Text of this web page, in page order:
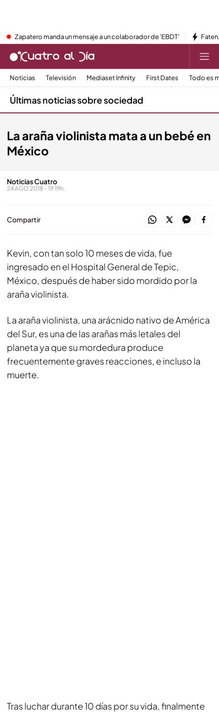
Zapatero manda un mensaje a un colaborador de 'EBDT'
Noticias Televisión Mediaset Infinity First Dates Todo es
Últimas noticias sobre sociedad
La araña violinista mata a un bebé en
México
Noticias Cuatro
24 AGO 2018 - 19:19h.
Compartir
Kevin, con tan solo 10 meses de vida, fue
ingresado en el Hospital General de Tepic,
México, después de haber sido mordido por la
araña violinista.
La araña violinista, una arácnido nativo de América
del Sur, es una de las arañas más letales del
planeta ya que su mordedura produce
frecuentemente graves reacciones, e incluso la
muerte.
Tras luchar durante 10 días por su vida, finalmente